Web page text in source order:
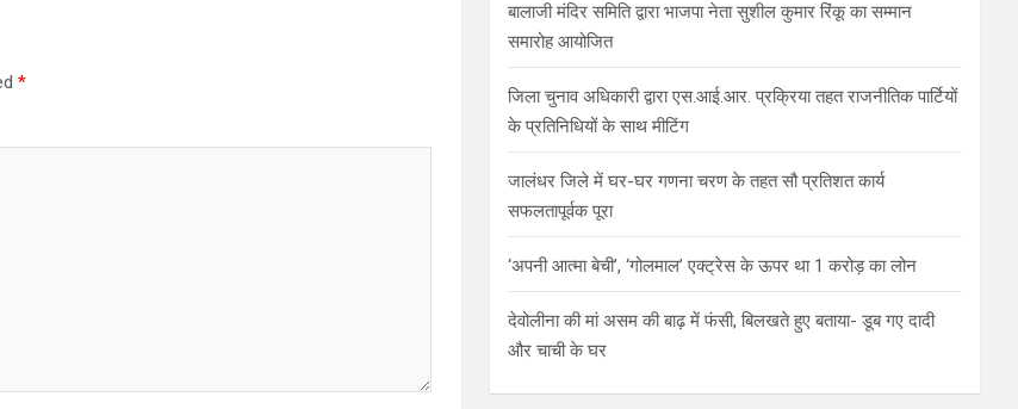
*
बालाजी मंदिर समिति द्वारा भाजपा नेता सुशील कुमार रिंकू का सम्मान
समारोह आयोजित
जिला चुनाव अधिकारी द्वारा एस.आई.आर. प्रक्रिया तहत राजनीतिक पार्टियों
के प्रतिनिधियों के साथ मीटिंग
जालंधर जिले में घर-घर गणना चरण के तहत सौ प्रतिशत कार्य
सफलतापूर्वक पूरा
‘अपनी आत्मा बेची’, ‘गोलमाल’ एक्ट्रेस के ऊपर था 1 करोड़ का लोन
देवोलीना की मां असम की बाढ़ में फंसी, बिलखते हुए बताया- डूब गए दादी
और चाची के घर